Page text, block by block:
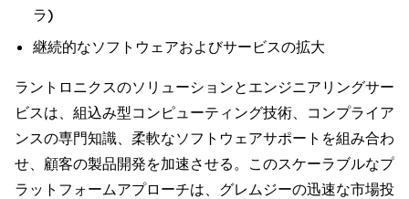
ラ)
継続的なソフトウェアおよびサービスの拡大
ラントロニクスのソリューションとエンジニアリングサー
ビスは、組込み型コンピューティング技術、コンプライア
ンスの専門知識、柔軟なソフトウェアサポートを組み合わ
せ、顧客の製品開発を加速させる。このスケーラブルなプ
ラットフォームアプローチは、グレムジーの迅速な市場投